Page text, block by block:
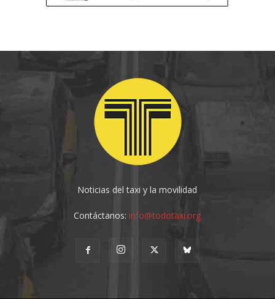
Noticias del taxi y la movilidad
Contáctanos:info@todotaxi.org